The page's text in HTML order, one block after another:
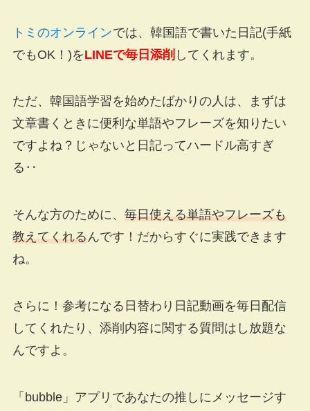
トミのオンラインでは、韓国語で書いた日記(手紙
でもOK！)をLINEで毎日添削 してくれます。
ただ、韓国語学習を始めたばかりの人は、まずは
文章書くときに便利な単語やフレーズを知りたい
ですよね？じゃないと日記ってハードル高すぎ
る‥
そんな方のために、 毎日使える単語やフレーズも
教えてくれるんです！だからすぐに実践できます
ね。
さらに！参考になる日替わり日記動画を毎日配信
してくれたり、添削内容に関する質問はし放題な
んですよ。
「bubble」アプリであなたの推しにメッセージす